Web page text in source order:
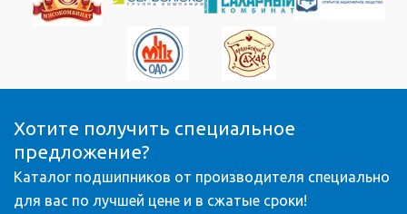
Хотите получить специальное
предложение?
Каталог подшипников от производителя специально
для вас по лучшей цене и в сжатые сроки!